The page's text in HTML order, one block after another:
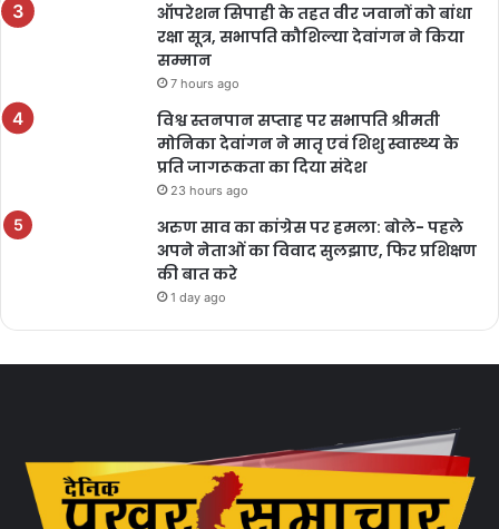
ऑपरेशन सिपाही के तहत वीर जवानों को बांधा
रक्षा सूत्र, सभापति कौशिल्या देवांगन ने किया
सम्मान
7 hours ago
विश्व स्तनपान सप्ताह पर सभापति श्रीमती
मोनिका देवांगन ने मातृ एवं शिशु स्वास्थ्य के
प्रति जागरूकता का दिया संदेश
23 hours ago
अरुण साव का कांग्रेस पर हमला: बोले- पहले
अपने नेताओं का विवाद सुलझाए, फिर प्रशिक्षण
की बात करे
1 day ago